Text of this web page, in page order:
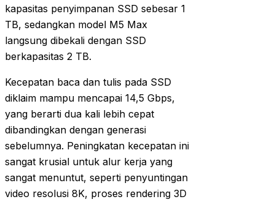
kapasitas penyimpanan SSD sebesar 1
TB, sedangkan model M5 Max
langsung dibekali dengan SSD
berkapasitas 2 TB.
Kecepatan baca dan tulis pada SSD
diklaim mampu mencapai 14,5 Gbps,
yang berarti dua kali lebih cepat
dibandingkan dengan generasi
sebelumnya. Peningkatan kecepatan ini
sangat krusial untuk alur kerja yang
sangat menuntut, seperti penyuntingan
video resolusi 8K, proses rendering 3D